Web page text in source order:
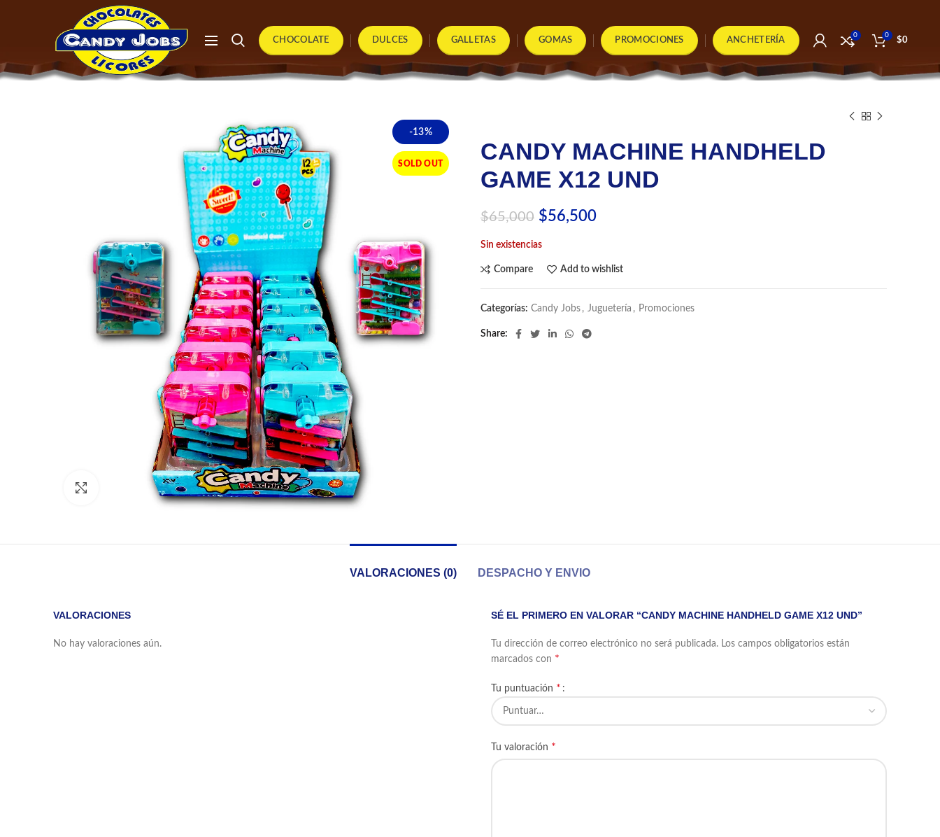
CHOCOLATE DULCES GALLETAS GOMAS PROMOCIONES ANCHETERÍA
0 0
$0
-13%
SOLD OUT
Click to enlarge
CANDY MACHINE HANDHELD
GAME X12 UND
$65,000 El
original
era:
$65,000.
$56,500El
es:
$56,500.
Sin existencias
Compare Add to wishlist
Categorías: Candy Jobs , Juguetería , Promociones
Share
VALORACIONES (0) DESPACHO Y ENVIO
VALORACIONES
No hay valoraciones aún.
SÉ EL PRIMERO EN VALORAR “CANDY MACHINE HANDHELD GAME X12 UND”
Tu dirección de correo electrónico no será publicada. Los campos obligatorios están
marcados con *
Tu puntuación *
Tu valoración *